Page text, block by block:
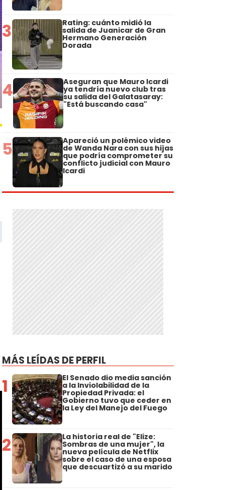
3 Rating: cuánto midió la
salida de Juanicar de Gran
Hermano Generación
Dorada
4 Aseguran que Mauro Icardi
ya tendría nuevo club tras
su salida del Galatasaray:
"Está buscando casa"
5 Apareció un polémico video
de Wanda Nara con sus hijas
que podría comprometer su
conflicto judicial con Mauro
Icardi
MÁS LEÍDAS DE PERFIL
1 El Senado dio media sanción
a la Inviolabilidad de la
Propiedad Privada: el
Gobierno tuvo que ceder en
la Ley del Manejo del Fuego
2 La historia real de "Elize:
Sombras de una mujer", la
nueva película de Netflix
sobre el caso de una esposa
que descuartizó a su marido